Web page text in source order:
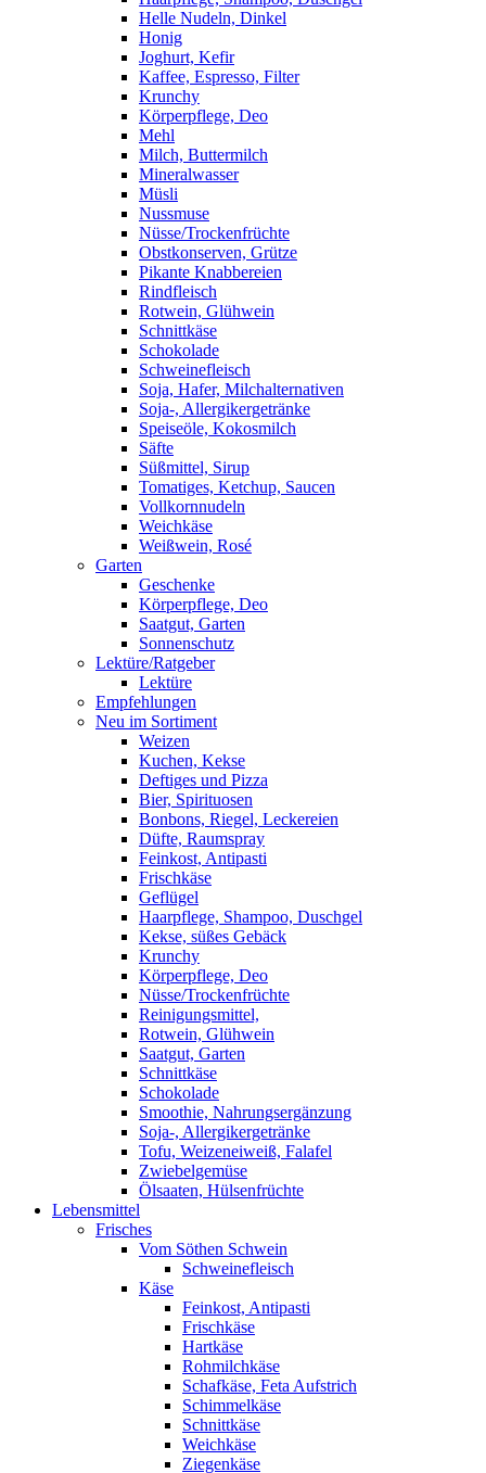
Helle Nudeln, Dinkel
Honig
Joghurt, Kefir
Kaffee, Espresso, Filter
Krunchy
Körperpflege, Deo
Mehl
Milch, Buttermilch
Mineralwasser
Müsli
Nussmuse
Nüsse/Trockenfrüchte
Obstkonserven, Grütze
Pikante Knabbereien
Rindfleisch
Rotwein, Glühwein
Schnittkäse
Schokolade
Schweinefleisch
Soja, Hafer, Milchalternativen
Soja-, Allergikergetränke
Speiseöle, Kokosmilch
Säfte
Süßmittel, Sirup
Tomatiges, Ketchup, Saucen
Vollkornnudeln
Weichkäse
Weißwein, Rosé
Garten
Geschenke
Körperpflege, Deo
Saatgut, Garten
Sonnenschutz
Lektüre/Ratgeber
Lektüre
Empfehlungen
Neu im Sortiment
Weizen
Kuchen, Kekse
Deftiges und Pizza
Bier, Spirituosen
Bonbons, Riegel, Leckereien
Düfte, Raumspray
Feinkost, Antipasti
Frischkäse
Geflügel
Haarpflege, Shampoo, Duschgel
Kekse, süßes Gebäck
Krunchy
Körperpflege, Deo
Nüsse/Trockenfrüchte
Reinigungsmittel,
Rotwein, Glühwein
Saatgut, Garten
Schnittkäse
Schokolade
Smoothie, Nahrungsergänzung
Soja-, Allergikergetränke
Tofu, Weizeneiweiß, Falafel
Zwiebelgemüse
Ölsaaten, Hülsenfrüchte
Lebensmittel
Frisches
Vom Söthen Schwein
Schweinefleisch
Käse
Feinkost, Antipasti
Frischkäse
Hartkäse
Rohmilchkäse
Schafkäse, Feta Aufstrich
Schimmelkäse
Schnittkäse
Weichkäse
Ziegenkäse